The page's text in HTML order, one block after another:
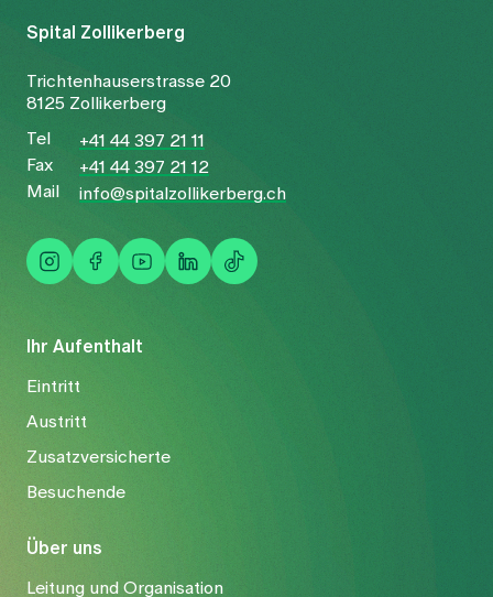
Ihr Aufenthalt
Eintritt
Austritt
Zusatzversicherte
Besuchende
Über uns
Leitung und Organisation
Spital Zollikerberg
Trichtenhauserstrasse 20
8125 Zollikerberg
Tel
+41 44 397 21 11
Fax
+41 44 397 21 12
Mail
info@spitalzollikerberg.ch